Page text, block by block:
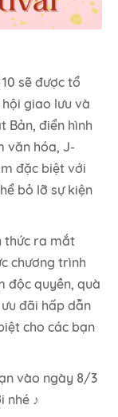
sẽ được tổ
giao lưu và
Bản, điển hình
văn hóa, J-
đặc biệt với
bỏ lỡ sự kiện
thức ra mắt
chương trình
độc quyền, quà
đãi hấp dẫn
cho các bạn
vào ngày 8/3
nhé ♪